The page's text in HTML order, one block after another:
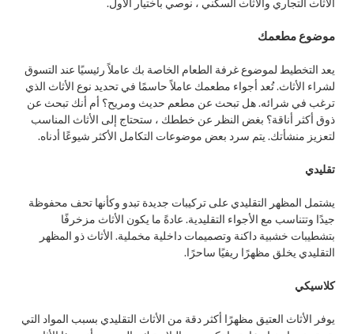
الأثاث التجاري والأثاث السكني ، نوصي باختيار الأول.
موضوع مطعمك
يعد التخطيط لموضوع غرفة الطعام الخاصة بك عاملاً رئيسيًا عند التسوق
لشراء الأثاث. تُعد أجواء مطعمك عاملاً حاسمًا في تحديد نوع الأثاث الذي
ترغب في شرائه. هل تبحث عن مطعم حديث ومريح؟ أم أنك تبحث عن
ذوق أكثر أناقة؟ بغض النظر عن خططك ، ستحتاج إلى الأثاث المناسب
لتعزيز منشأتك. يتم سرد بعض موضوعات التكامل الأكثر شيوعًا أدناه.
تقليدي
يشتمل المظهر التقليدي على تركيبات جديدة تبدو وكأنها تحف محفوظة
جيدًا وتتناسب مع الأجواء التقليدية. عادةً ما يكون الأثاث مزخرفًا
بتشطيبات خشبية داكنة وتصميمات داخلية مخملية. الأثاث ذو المظهر
التقليدي يخلق مظهرًا ريفيًا ساحرًا.
كلاسيكي
يوفر الأثاث العتيق مظهرًا أكثر دقة من الأثاث التقليدي بسبب المواد التي